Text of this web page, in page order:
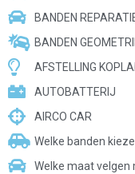
BANDEN
BANDEN
AFSTELLING
AUTOBATTERIJ
AIRCO CAR
Welke banden
Welke maat velgen